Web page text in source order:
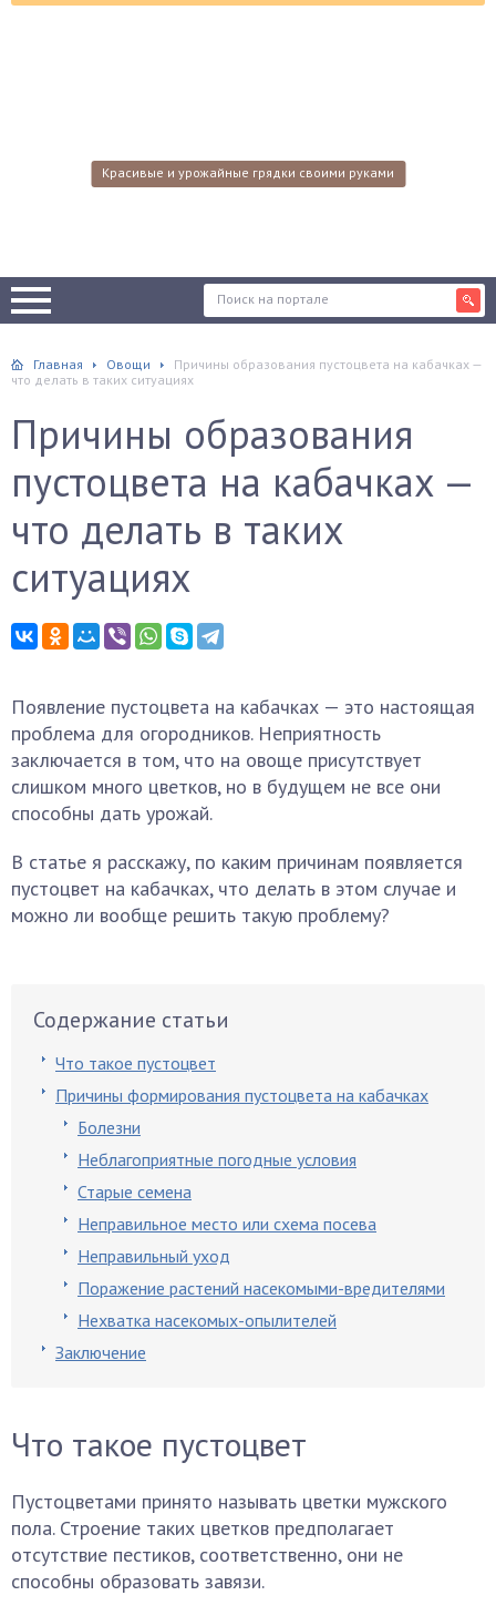
Красивые и урожайные грядки своими руками
Главная Овощи
Причины образования пустоцвета на кабачках —
что делать в таких ситуациях
Причины образования
пустоцвета на кабачках —
что делать в таких
ситуациях
Появление пустоцвета на кабачках — это настоящая
проблема для огородников. Неприятность
заключается в том, что на овоще присутствует
слишком много цветков, но в будущем не все они
способны дать урожай.
В статье я расскажу, по каким причинам появляется
пустоцвет на кабачках, что делать в этом случае и
можно ли вообще решить такую проблему?
Содержание статьи
Что такое пустоцвет
Причины формирования пустоцвета на кабачках
Болезни
Неблагоприятные погодные условия
Старые семена
Неправильное место или схема посева
Неправильный уход
Поражение растений насекомыми-вредителями
Нехватка насекомых-опылителей
Заключение
Что такое пустоцвет
Пустоцветами принято называть цветки мужского
пола. Строение таких цветков предполагает
отсутствие пестиков, соответственно, они не
способны образовать завязи.